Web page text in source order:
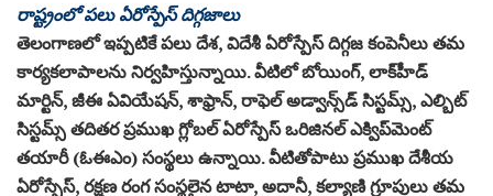
రాష్ట్రంలో పలు ఏరోస్పేస్‌ దిగ్గజాలు
తెలంగాణలో ఇప్పటికే పలు దేశ, విదేశీ ఏరోస్పేస్‌ దిగ్గజ కంపెనీలు తమ
కార్యకలాపాలను నిర్వహిస్తున్నాయి. వీటిలో బోయింగ్‌, లాక్‌హీడ్‌
మార్టిన్‌, జీఈ ఏవియేషన్‌, శాఫ్రాన్‌, రాఫెల్‌ అడ్వాన్స్‌డ్‌ సిస్టమ్స్‌, ఎల్బిట్‌
సిస్టమ్స్‌ తదితర ప్రముఖ గ్లోబల్‌ ఏరోస్పేస్‌ ఒరిజినల్‌ ఎక్విప్‌మెంట్‌
తయారీ (ఓఈఎం) సంస్థలు ఉన్నాయి. వీటితోపాటు ప్రముఖ దేశీయ
ఏరోస్పేస్‌, రక్షణ రంగ సంస్థలైన టాటా, అదానీ, కల్యాణి గ్రూపులు తమ